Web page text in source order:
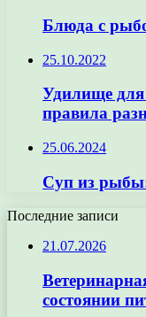
Блюда с
25.10.2022
Удилище для
правила
25.06.2024
Суп из рыбы:
Последние записи
21.07.2026
состоянии